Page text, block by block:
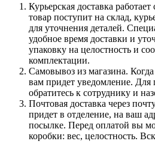
Курьерская доставка
товар поступит на склад,
для уточнения деталей.
удобное время доставки и
упаковку на целостность и
комплектации.
Самовывоз из магазина. Когда
вам придет уведомление. Для
обратитесь к сотруднику и
Почтовая доставка через
придет в отделение, на ваш
посылке. Перед оплатой вы
коробки: вес, целостность.